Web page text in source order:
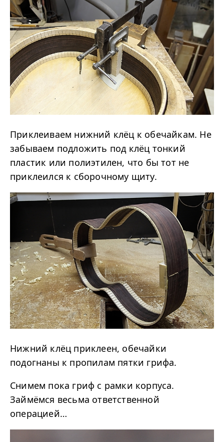
Приклеиваем нижний клёц к обечайкам. Не
забываем подложить под клёц тонкий
пластик или полиэтилен, что бы тот не
приклеился к сборочному щиту.
Нижний клёц приклеен, обечайки
подогнаны к пропилам пятки грифа.
Снимем пока гриф с рамки корпуса.
Займёмся весьма ответственной
операцией…